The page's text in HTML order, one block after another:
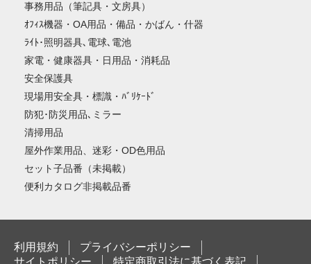
事務用品（筆記具・文房具）
ｵﾌｨｽ機器・OA用品・備品・かばん・什器
ﾗｲﾄ･照明器具､電球､電池
家電・健康器具・日用品・消耗品
安全保護具
現場用安全具・標識・ﾊﾞﾘｹｰﾄﾞ
防犯･防災用品､ミラー
清掃用品
屋外作業用品、迷彩・OD色用品
セット子品番（未掲載）
便利カタログ非掲載品番
利用規約
プライバシーポリシー